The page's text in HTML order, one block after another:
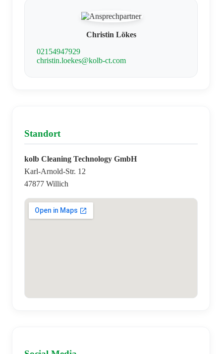
Christin Lökes
02154947929
christin.loekes@kolb-ct.com
Standort
kolb Cleaning Technology GmbH
Karl-Arnold-Str. 12
47877 Willich